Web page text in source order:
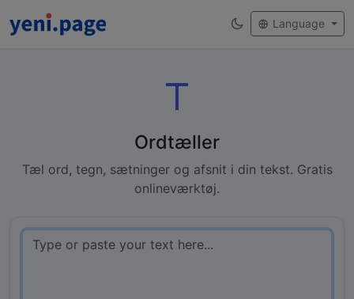
Language
Ordtæller
Tæl ord, tegn, sætninger og afsnit i din tekst. Gratis
onlineværktøj.